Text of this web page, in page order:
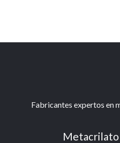
Fabricantes expertos en
Metacrilato